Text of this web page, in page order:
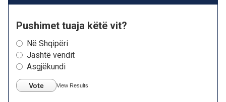
Pushimet tuaja këtë vit?
Në Shqipëri
Jashtë vendit
Asgjëkundi
Vote View Results